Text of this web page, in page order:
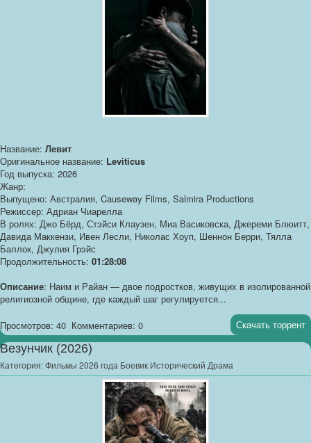
Название: Левит
Оригинальное название: Leviticus
Год выпуска: 2026
Жанр:
Выпущено: Австралия, Causeway Films, Salmira Productions
Режиссер: Адриан Чиарелла
В ролях: Джо Бёрд, Стэйси Клаузен, Миа Васиковска, Джереми Блюитт,
Давида Маккензи, Ивен Лесли, Николас Хоуп, Шеннон Берри, Тялла
Баллок, Джулия Грэйс
Продолжительность: 01:28:08
Описание: Наим и Райан — двое подростков, живущих в изолированной
религиозной общине, где каждый шаг регулируется...
Просмотров: 40 Комментариев: 0 Скачать торрент
Везунчик (2026)
Категория:Фильмы 2026 года Боевик Исторический Драма